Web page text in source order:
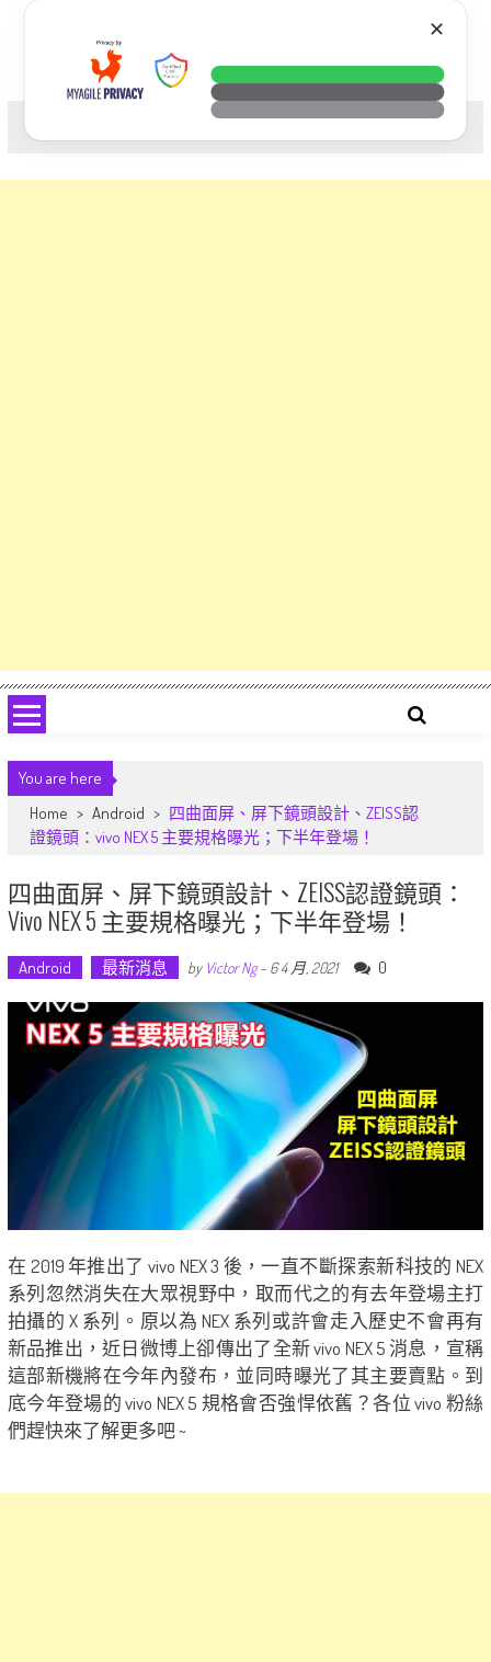
科技. 生活. 攝影.
You are here
Home > Android > 四曲面屏、屏下鏡頭設計、ZEISS認
證鏡頭：vivo NEX 5 主要規格曝光；下半年登場！
四曲面屏、屏下鏡頭設計、ZEISS認證鏡頭：
Vivo NEX 5 主要規格曝光；下半年登場！
Android 最新消息 by Victor Ng- 6 4 月, 2021 0
在 2019 年推出了 vivo NEX 3 後，一直不斷探索新科技的 NEX
系列忽然消失在大眾視野中，取而代之的有去年登場主打
拍攝的 X 系列。原以為 NEX 系列或許會走入歷史不會再有
新品推出，近日微博上卻傳出了全新 vivo NEX 5 消息，宣稱
這部新機將在今年內發布，並同時曝光了其主要賣點。到
底今年登場的 vivo NEX 5 規格會否強悍依舊？各位 vivo 粉絲
們趕快來了解更多吧 ~
✕